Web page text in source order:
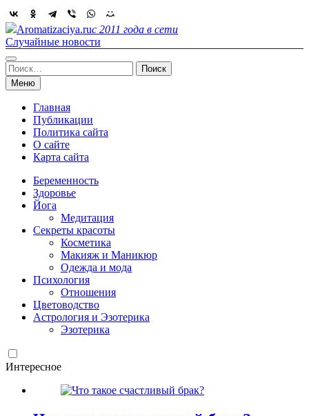
Skip
to
content
Aromatizaciya.ruс 2011 года в сети
Случайные новости
Найти:
Меню
Главная
Публикации
Политика сайта
О сайте
Карта сайта
Беременность
Здоровье
Йога
Медитация
Секреты красоты
Косметика
Макияж и Маникюр
Одежда и мода
Психология
Отношения
Цветоводство
Астрология и Эзотерика
Эзотерика
Интересное